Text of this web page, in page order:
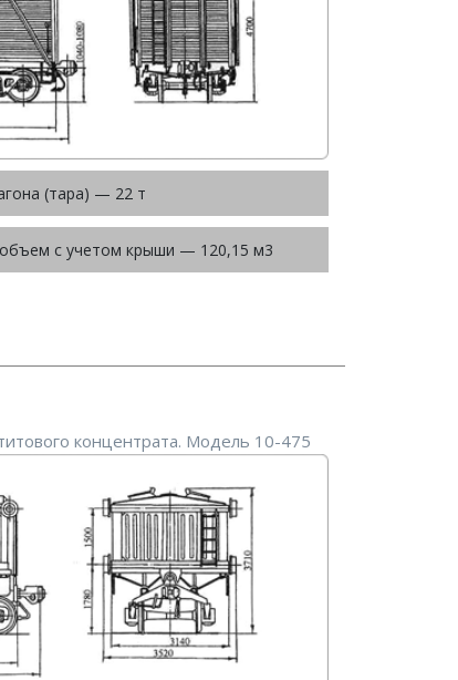
(тара) — 22 т
с учетом крыши — 120,15 м3
концентрата. Модель 10-475